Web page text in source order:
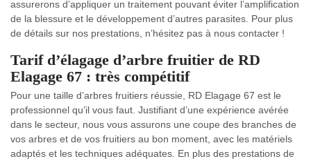
assurerons d’appliquer un traitement pouvant éviter l’amplification
de la blessure et le développement d’autres parasites. Pour plus
de détails sur nos prestations, n’hésitez pas à nous contacter !
Tarif d’élagage d’arbre fruitier de RD
Elagage 67 : très compétitif
Pour une taille d’arbres fruitiers réussie, RD Elagage 67 est le
professionnel qu’il vous faut. Justifiant d’une expérience avérée
dans le secteur, nous vous assurons une coupe des branches de
vos arbres et de vos fruitiers au bon moment, avec les matériels
adaptés et les techniques adéquates. En plus des prestations de